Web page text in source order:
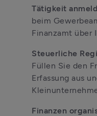
Tätigkeit
beim
Finanzamt über
Füllen Sie den
Erfassung aus
Finanzen